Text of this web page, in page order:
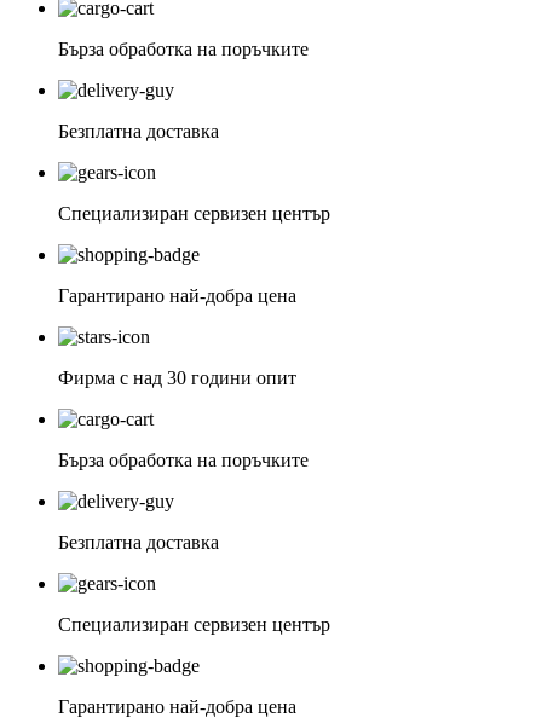
Бърза обработка на поръчките
Безплатна доставка
Специализиран сервизен център
Гарантирано най-добра цена
Фирма с над 30 години опит
Бърза обработка на поръчките
Безплатна доставка
Специализиран сервизен център
Гарантирано най-добра цена